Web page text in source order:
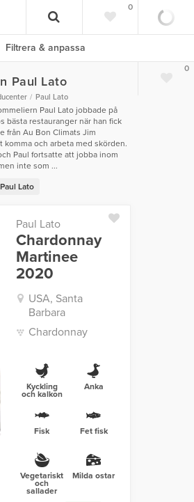
0
0
Filtrera & anpassa
Paul Lato
Paul Lato
Paul Lato jobbade på
bästa restauranger när han fick
från Au Bon Climats Jim
komma och arbeta med skörden.
Paul fortsatte att jobba inom
inte som ...
Lato
Paul Lato
Chardonnay
Martinee
2020
USA, Santa
Barbara
Chardonnay
Kyckling
och kalkon
Anka
Fisk Fet fisk
Vegetariskt
och
sallader
Milda ostar